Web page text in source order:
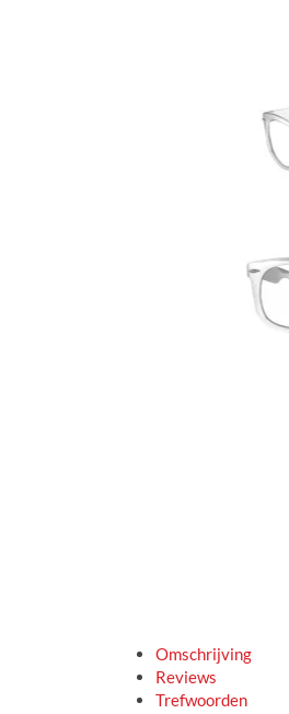
Omschrijving
Reviews
Trefwoorden